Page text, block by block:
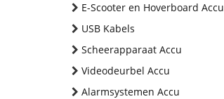
E-Scooter en Hoverboard Accu
USB Kabels
Scheerapparaat Accu
Videodeurbel Accu
Alarmsystemen Accu